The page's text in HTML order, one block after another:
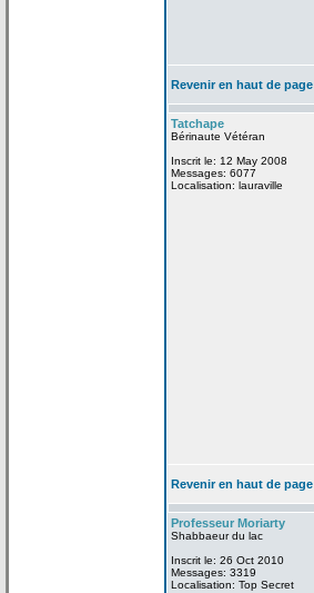
Revenir en haut de page
Tatchape
Bérinaute Vétéran
Inscrit le: 12 May 2008
Messages: 6077
Localisation: lauraville
Revenir en haut de page
Professeur Moriarty
Shabbaeur du lac
Inscrit le: 26 Oct 2010
Messages: 3319
Localisation: Top Secret